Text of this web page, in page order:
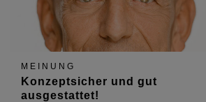
MEINUNG
Konzeptsicher und gut
ausgestattet!